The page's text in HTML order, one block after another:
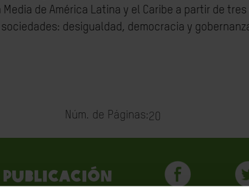
de América Latina y el Caribe a partir de
desigualdad, democracia y
Núm. de Páginas:20
publicación